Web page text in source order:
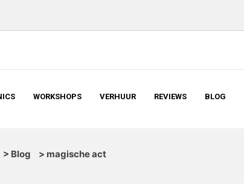
WORKSHOPS VERHUUR REVIEWS BLOG
> Blog > magische act